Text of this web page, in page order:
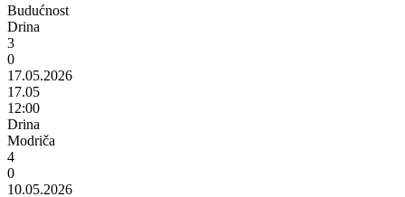
Budućnost
Drina
3
0
17.05.2026
17.05
12:00
Drina
Modriča
4
0
10.05.2026